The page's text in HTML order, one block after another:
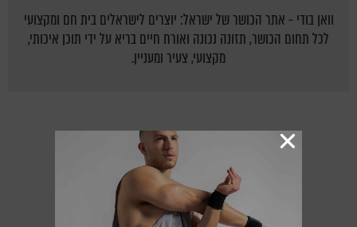
וואן בודי - אתר הכושר של ישראל: יוצרים לישראלים בית חם ומקצועי
לכל תחום הכושר, תזונה נכונה ואורח חיים בריא על ידי תוכן איכותי,
מקצועי, צעיר ומעניין.